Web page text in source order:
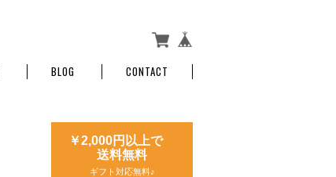
BLOG CONTACT
￥2,000円以上で
送料無料
ギフト対応無料♪